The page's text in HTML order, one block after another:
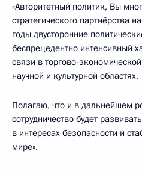
«Авторитетный политик, Вы
стратегического партнёрства
годы двусторонние
беспрецедентно интенсивный
связи в торгово-
научной и культурной областях.
Полагаю, что и в дальнейшем
сотрудничество будет
в интересах безопасности и
мире».